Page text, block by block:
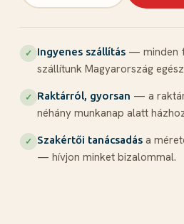
✓ Ingyenes szállítás — minden
szállítunk Magyarország
✓ Raktárról, gyorsan — a
néhány munkanap alatt
✓ Szakértői tanácsadás a
— hívjon minket bizalommal.